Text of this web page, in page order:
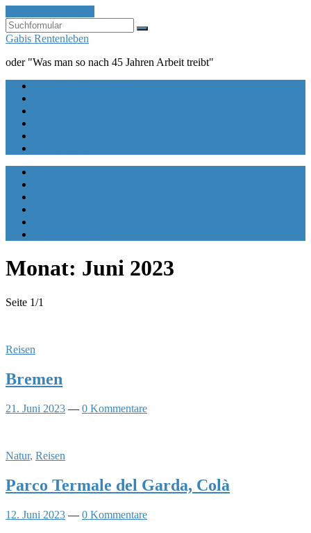
Suchen
Gabis Rentenleben
oder "Was man so nach 45 Jahren Arbeit treibt"
Monat: Juni 2023
Seite 1/1
Reisen
Bremen
21. Juni 2023 — 0 Kommentare
Natur, Reisen
Parco Termale del Garda, Colà
12. Juni 2023 — 0 Kommentare